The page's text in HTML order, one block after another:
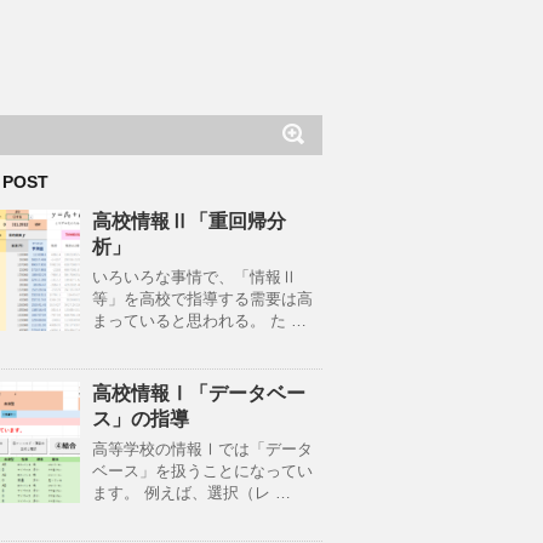
高校情報Ⅱ「重回帰分
析」
いろいろな事情で、「情報Ⅱ
等」を高校で指導する需要は高
まっていると思われる。 た …
高校情報Ⅰ「データベー
ス」の指導
高等学校の情報Ⅰでは「データ
ベース」を扱うことになってい
ます。 例えば、選択（レ …